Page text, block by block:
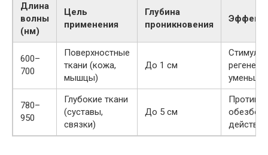
Длина
волны
(нм)
Цель
применения
Глубина
проникновения
Эффект
600–
700
Поверхностные
ткани (кожа,
мышцы)
До 1 см
780–
950
Глубокие ткани
(суставы,
связки)
До 5 см
действие